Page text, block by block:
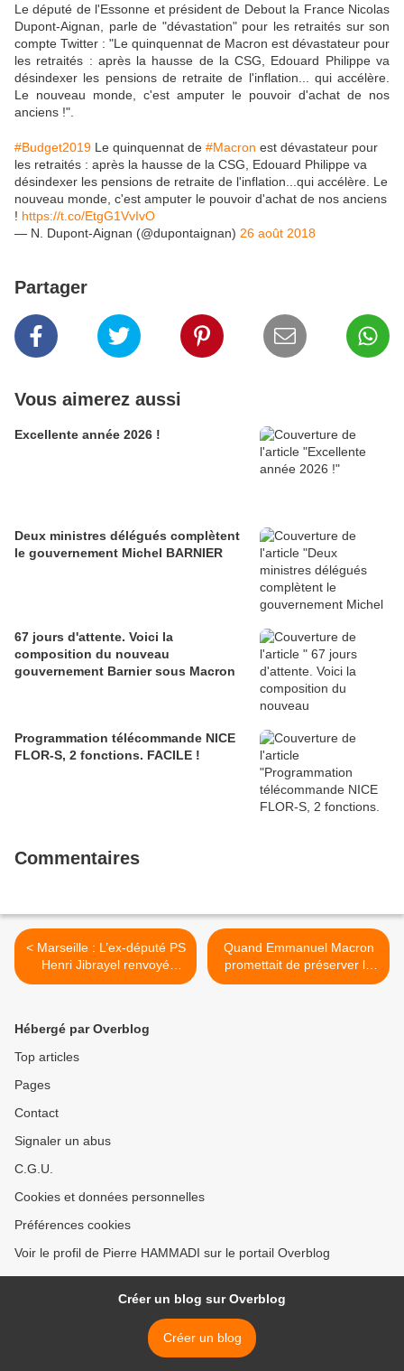
Le député de l'Essonne et président de Debout la France Nicolas
Dupont-Aignan, parle de "dévastation" pour les retraités sur son
compte Twitter : "Le quinquennat de Macron est dévastateur pour
les retraités : après la hausse de la CSG, Edouard Philippe va
désindexer les pensions de retraite de l'inflation... qui accélère.
Le nouveau monde, c'est amputer le pouvoir d'achat de nos
anciens !".
#Budget2019 Le quinquennat de #Macron est dévastateur pour
les retraités : après la hausse de la CSG, Edouard Philippe va
désindexer les pensions de retraite de l'inflation...qui accélère. Le
nouveau monde, c'est amputer le pouvoir d'achat de nos anciens
! https://t.co/EtgG1VvIvO
— N. Dupont-Aignan (@dupontaignan) 26 août 2018
Partager
Vous aimerez aussi
Excellente année 2026 !
Deux ministres délégués complètent
le gouvernement Michel BARNIER
67 jours d'attente. Voici la
composition du nouveau
gouvernement Barnier sous Macron
Programmation télécommande NICE
FLOR-S, 2 fonctions. FACILE !
Commentaires
< Marseille : L’ex-député PS
Henri Jibrayel renvoyé
devant la justice
Quand Emmanuel Macron
promettait de préserver le
niveau de vie des retraités
Hébergé par Overblog
Top articles
Pages
Contact
Signaler un abus
C.G.U.
Cookies et données personnelles
Préférences cookies
Voir le profil de Pierre HAMMADI sur le portail Overblog
Créer un blog sur Overblog
Créer un blog